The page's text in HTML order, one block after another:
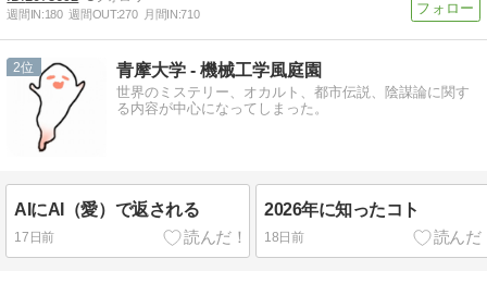
週間IN:180 週間OUT:270 月間IN:710
2 青摩大学 - 機械工学風庭園
世界のミステリー、オカルト、都市伝説、陰謀論に関す
る内容が中心になってしまった。
AIにAI（愛）で返される
17日前
2026年に知ったコト
18日前